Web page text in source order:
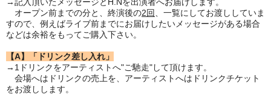
オープン前までの分と、終演後の2回
、一覧にしてお渡ししていま
すので、例えばライブ前までにお届けしたいメッセージがある場合
などは余裕をもってご購入下さい。
【A】「ドリンク差し入れ」
→1ドリンクをアーティストへ"ご馳走"して頂けます。
会場へはドリンクの売上を、アーティストへはドリンクチケット
をお渡しします。